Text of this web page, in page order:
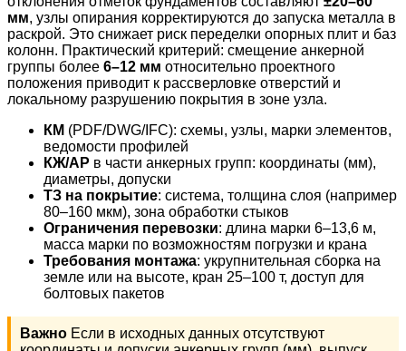
мм, узлы опирания корректируются до запуска металла в
раскрой. Это снижает риск переделки опорных плит и баз
колонн. Практический критерий: смещение анкерной
группы более 6–12 мм относительно проектного
положения приводит к рассверловке отверстий и
локальному разрушению покрытия в зоне узла.
КМ (PDF/DWG/IFC): схемы, узлы, марки элементов,
ведомости профилей
КЖ/АР в части анкерных групп: координаты (мм),
диаметры, допуски
ТЗ на покрытие: система, толщина слоя (например
80–160 мкм), зона обработки стыков
Ограничения перевозки: длина марки 6–13,6 м,
масса марки по возможностям погрузки и крана
Требования монтажа: укрупнительная сборка на
земле или на высоте, кран 25–100 т, доступ для
болтовых пакетов
Важно Если в исходных данных отсутствуют